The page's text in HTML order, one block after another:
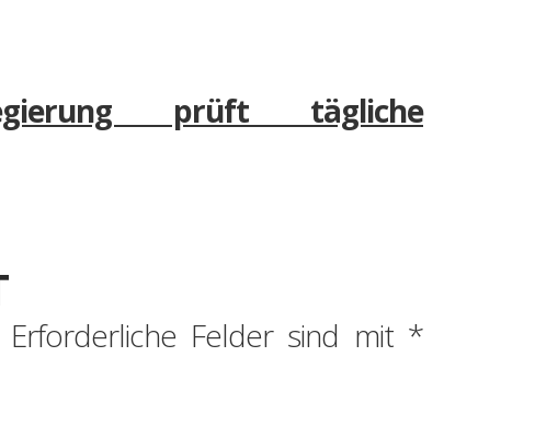
prüft tägliche
Erforderliche Felder sind mit *